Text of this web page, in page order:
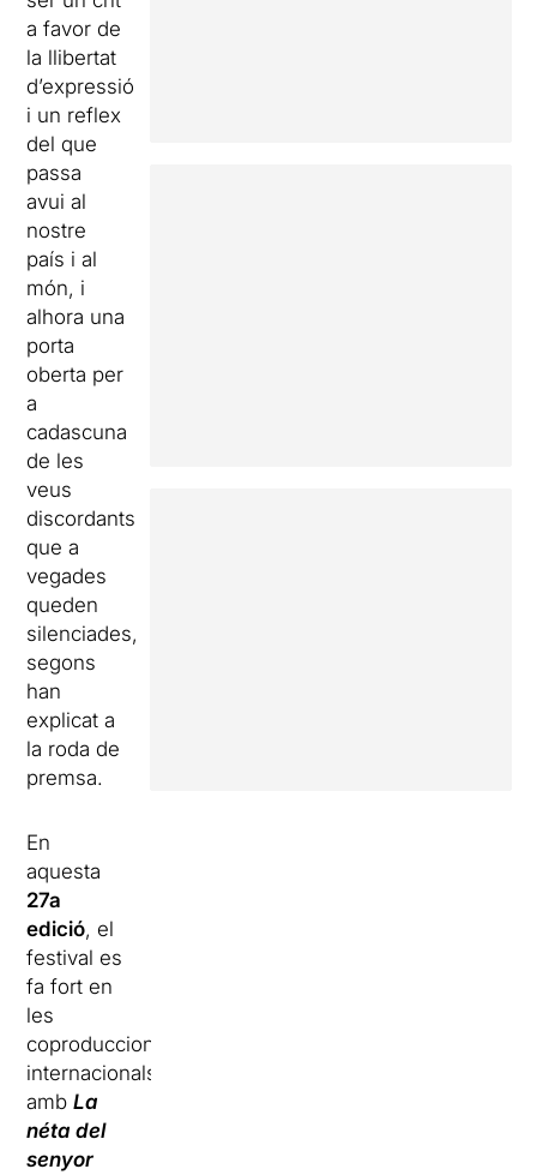
a favor de
la llibertat
d’expressió
i un reflex
del que
passa
avui al
nostre
país i al
món, i
alhora una
porta
oberta per
a
cadascuna
de les
veus
discordants
que a
vegades
queden
silenciades,
segons
han
explicat a
la roda de
premsa.
En
aquesta
27a
edició, el
festival es
fa fort en
les
coproduccions
internacionals
ambLa
néta del
senyor